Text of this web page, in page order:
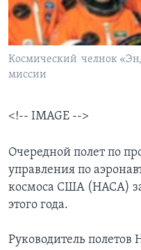
Learning English
СОЦИАЛЬНЫЕ СЕТИ
Космический челнок
миссии
<!-- IMAGE -->
Очередной полет по
управления по
космоса США (НАСА)
этого года.
Руководитель